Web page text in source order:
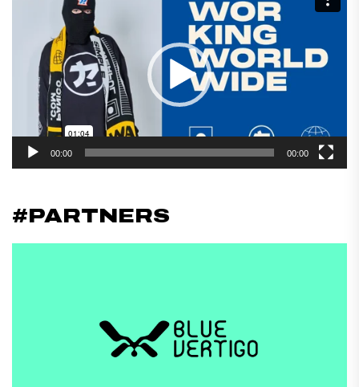
00:00 00:00
#PARTNERS